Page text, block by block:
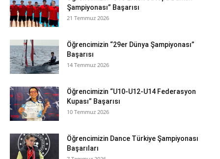
Şampiyonası” Başarısı
21 Temmuz 2026
Öğrencimizin “29er Dünya Şampiyonası”
Başarısı
14 Temmuz 2026
Öğrencimizin “U10-U12-U14 Federasyon
Kupası” Başarısı
10 Temmuz 2026
Öğrencimizin Dance Türkiye Şampiyonası
Başarıları